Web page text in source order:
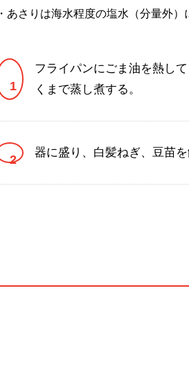
・あさりは海水程度の塩水（分量外）
フライパンにごま油を熱し
くまで蒸し煮する。
器に盛り、白髪ねぎ、豆苗を